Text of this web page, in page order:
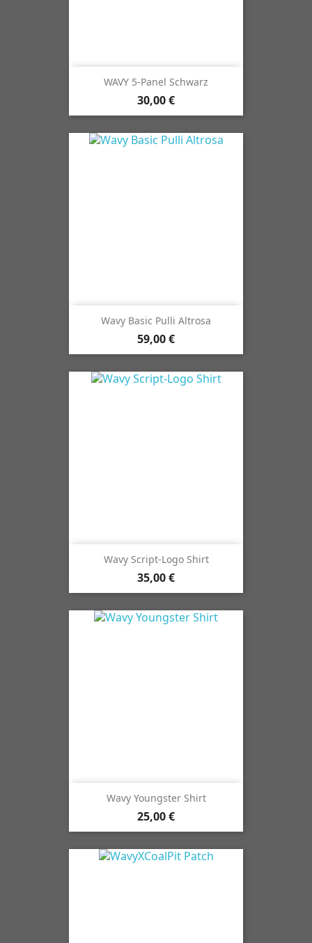
WAVY 5-Panel Schwarz
30,00 €
Wavy Basic Pulli Altrosa
59,00 €
Wavy Script-Logo Shirt
35,00 €
Wavy Youngster Shirt
25,00 €